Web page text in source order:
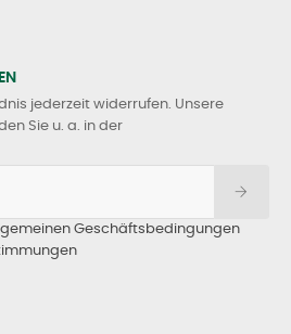
jederzeit widerrufen. Unsere
Sie u. a. in der
Geschäftsbedingungen